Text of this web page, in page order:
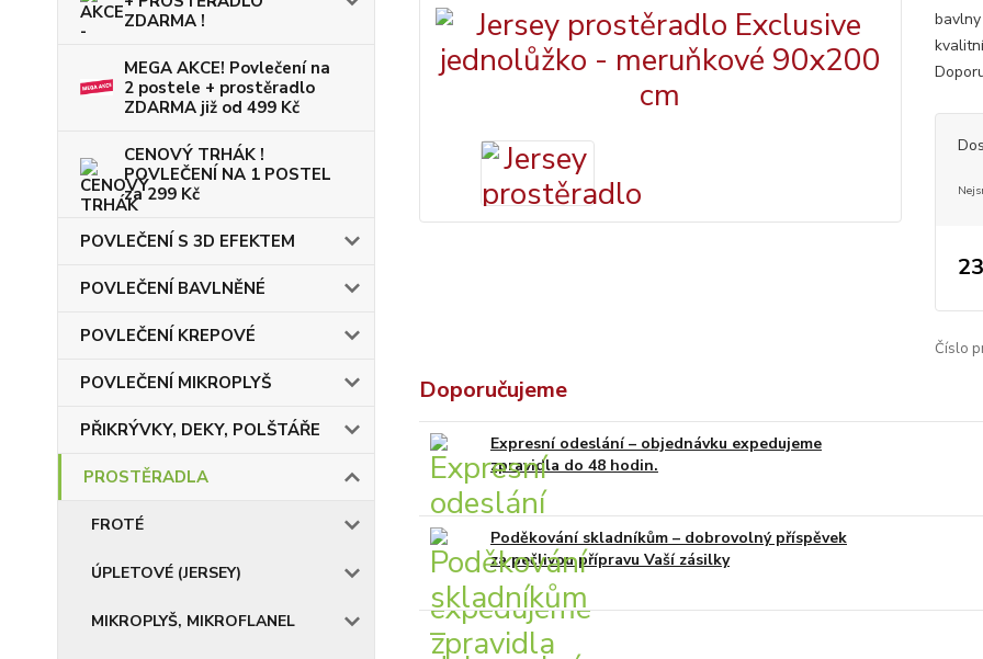
ZDARMA !
MEGA AKCE! Povlečení na
2 postele + prostěradlo
ZDARMA již od 499 Kč
CENOVÝ TRHÁK !
POVLEČENÍ NA 1 POSTEL
za 299 Kč
POVLEČENÍ S 3D EFEKTEM
POVLEČENÍ BAVLNĚNÉ
POVLEČENÍ KREPOVÉ
POVLEČENÍ MIKROPLYŠ
PŘIKRÝVKY, DEKY, POLŠTÁŘE
PROSTĚRADLA
FROTÉ
ÚPLETOVÉ (JERSEY)
MIKROPLYŠ, MIKROFLANEL
Číslo
Doporučujeme
Expresní odeslání – objednávku expedujeme
zpravidla do 48 hodin.
Poděkování skladníkům – dobrovolný příspěvek
za pečlivou přípravu Vaší zásilky